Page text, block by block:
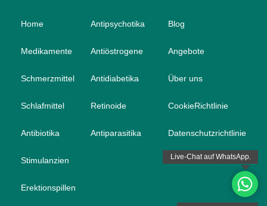
Home
Medikamente
Schmerzmittel
Schlafmittel
Antibiotika
Stimulanzien
Erektionspillen
Antipsychotika
Antiöstrogene
Antidiabetika
Retinoide
Antiparasitika
Blog
Angebote
Über uns
CookieRichtlinie
Datenschutzrichtlinie